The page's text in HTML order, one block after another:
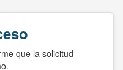
que la solicitud